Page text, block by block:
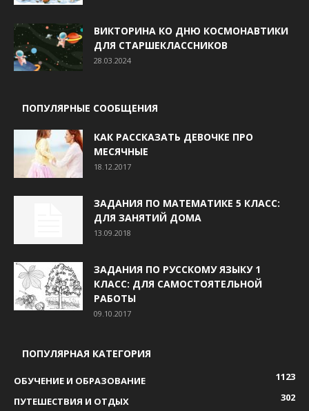
ВИКТОРИНА КО ДНЮ КОСМОНАВТИКИ
ДЛЯ СТАРШЕКЛАССНИКОВ
28.03.2024
ПОПУЛЯРНЫЕ СООБЩЕНИЯ
КАК РАССКАЗАТЬ ДЕВОЧКЕ ПРО
МЕСЯЧНЫЕ
18.12.2017
ЗАДАНИЯ ПО МАТЕМАТИКЕ 5 КЛАСС:
ДЛЯ ЗАНЯТИЙ ДОМА
13.09.2018
ЗАДАНИЯ ПО РУССКОМУ ЯЗЫКУ 1
КЛАСС: ДЛЯ САМОСТОЯТЕЛЬНОЙ
РАБОТЫ
09.10.2017
ПОПУЛЯРНАЯ КАТЕГОРИЯ
ОБУЧЕНИЕ И ОБРАЗОВАНИЕ
1123
ПУТЕШЕСТВИЯ И ОТДЫХ
302